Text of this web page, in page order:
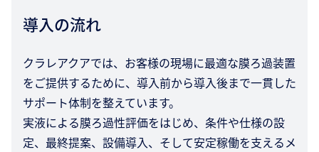
導入の流れ
クラレアクアでは、お客様の現場に最適な膜ろ過装置
をご提供するために、導入前から導入後まで一貫した
サポート体制を整えています。
実液による膜ろ過性評価をはじめ、条件や仕様の設
定、最終提案、設備導入、そして安定稼働を支えるメ